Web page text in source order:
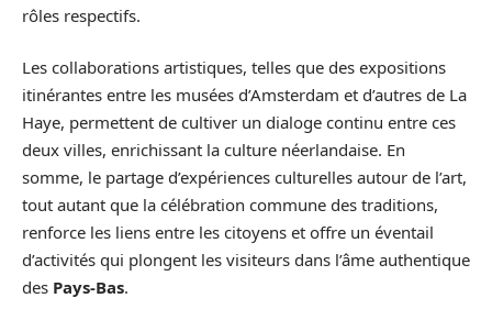
rôles respectifs.
Les collaborations artistiques, telles que des expositions
itinérantes entre les musées d’Amsterdam et d’autres de La
Haye, permettent de cultiver un dialoge continu entre ces
deux villes, enrichissant la culture néerlandaise. En
somme, le partage d’expériences culturelles autour de l’art,
tout autant que la célébration commune des traditions,
renforce les liens entre les citoyens et offre un éventail
d’activités qui plongent les visiteurs dans l’âme authentique
des Pays-Bas.